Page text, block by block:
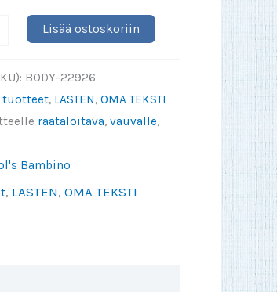
Lisää ostoskoriin
BODY-22926
tuotteet, LASTEN, OMA TEKSTI
räätälöitävä, vauvalle,
Bambino
, LASTEN, OMA TEKSTI